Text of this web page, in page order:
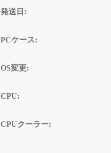
発送日:
PCケース:
OS変更:
CPU:
CPUクーラー:
なってしまいました。
する時間が無駄と感じてし
まうかもしれません）
また次のゲーミングPCも、